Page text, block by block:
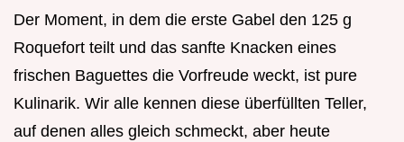
Der Moment, in dem die erste Gabel den 125 g
Roquefort teilt und das sanfte Knacken eines
frischen Baguettes die Vorfreude weckt, ist pure
Kulinarik. Wir alle kennen diese überfüllten Teller,
auf denen alles gleich schmeckt, aber heute